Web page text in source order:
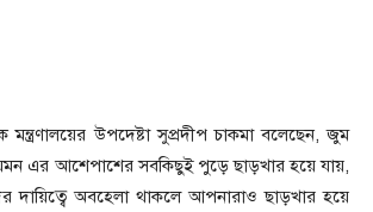
মন্ত্রণালয়ের উপদেষ্টা সুপ্রদীপ চাকমা বলেছেন, জুম
এর আশেপাশের সবকিছুই পুড়ে ছাড়খার হয়ে যায়,
দায়িত্বে অবহেলা থাকলে আপনারাও ছাড়খার হয়ে